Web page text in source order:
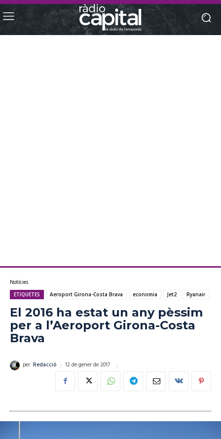
Notícies
ETIQUETES Aeroport Girona-Costa Brava economia Jet2 Ryanair
El 2016 ha estat un any pèssim
per a l’Aeroport Girona-Costa
Brava
per Redacció 12 de gener de 2017